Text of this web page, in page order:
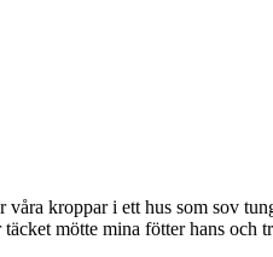
kroppar i ett hus som sov
mötte mina fötter hans och